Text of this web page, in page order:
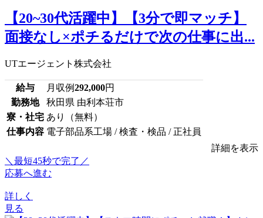
【20~30代活躍中】【3分で即マッチ】
面接なし×ポチるだけで次の仕事に出...
UTエージェント株式会社
給与 月収例292,000円
勤務地
秋田県 由利本荘市
寮・社宅 あり（無料）
仕事内容 電子部品系工場 / 検査・検品 / 正社員
詳細を表示
＼最短45秒で完了／
応募へ進む
詳しく
見る